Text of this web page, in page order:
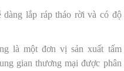
lắp ráp tháo rời và có độ
là một đơn vị sản xuất tấm
gian thương mại được phân